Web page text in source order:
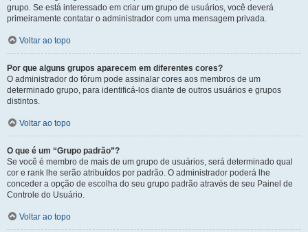
grupo. Se está interessado em criar um grupo de usuários, você deverá
primeiramente contatar o administrador com uma mensagem privada.
Voltar ao topo
Por que alguns grupos aparecem em diferentes cores?
O administrador do fórum pode assinalar cores aos membros de um
determinado grupo, para identificá-los diante de outros usuários e grupos
distintos.
Voltar ao topo
O que é um “Grupo padrão”?
Se você é membro de mais de um grupo de usuários, será determinado qual
cor e rank lhe serão atribuídos por padrão. O administrador poderá lhe
conceder a opção de escolha do seu grupo padrão através de seu Painel de
Controle do Usuário.
Voltar ao topo